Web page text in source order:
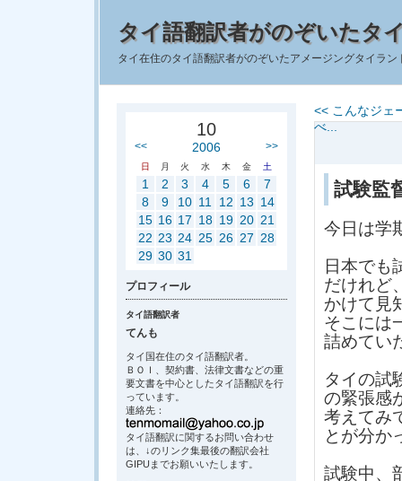
タイ語翻訳者がのぞいたタ
タイ在住のタイ語翻訳者がのぞいたアメージングタイラ
<< こんなジェ
べ...
試験監
今日は学
日本でも
だけれど
かけて見
そこには
詰めてい
タイの試
の緊張感
考えてみ
とが分か
試験中、
10
<< 2006 >>
日 月 火 水 木 金 土
1 2 3 4 5 6
7
8
9 10 11 12 13 14
15 16 17 18 19 20 21
22 23 24 25 26 27 28
29 30 31
プロフィール
タイ語翻訳者
てんも
タイ国在住のタイ語翻訳者。
ＢＯＩ、契約書、法律文書などの重
要文書を中心としたタイ語翻訳を行
っています。
連絡先：
タイ語翻訳に関するお問い合わせ
は、↓のリンク集最後の翻訳会社
GIPUまでお願いいたします。